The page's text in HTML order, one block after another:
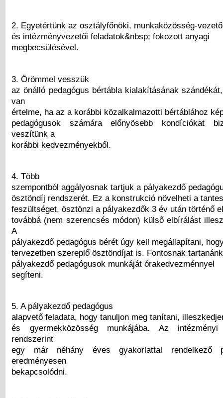
2. Egyetértünk az osztályfőnöki, munkaközösség-
és intézményvezetői feladatok&nbsp; fokozott anyagi
megbecsülésével.
3. Örömmel vesszük
az önálló pedagógus bértábla kialakításának
van
értelme, ha az a korábbi közalkalmazotti bértáblához
pedagógusok számára előnyösebb kondíciókat
veszítünk a
korábbi kedvezményekből.
4. Több
szempontból aggályosnak tartjuk a pályakezdő
ösztöndíj rendszerét. Ez a konstrukció növelheti a
feszültséget, ösztönzi a pályakezdők 3 év után történő
továbbá (nem szerencsés módon) külső elbírálást
A
pályakezdő pedagógus bérét úgy kell megállapítani,
tervezetben szereplő ösztöndíjat is. Fontosnak
pályakezdő pedagógusok munkáját órakedvezménnyel
segíteni.
5. A pályakezdő pedagógus
alapvető feladata, hogy tanuljon meg tanítani,
és gyermekközösség munkájába. Az intézményi
rendszerint
egy már néhány éves gyakorlattal rendelkező
eredményesen
bekapcsolódni.